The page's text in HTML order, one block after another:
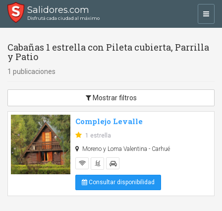
Salidores.com
Disfrutá cada ciudad al máximo
Cabañas 1 estrella con Pileta cubierta, Parrilla
y Patio
1 publicaciones
Mostrar filtros
Complejo Levalle
1 estrella
Moreno y Loma Valentina - Carhué
Consultar disponibilidad